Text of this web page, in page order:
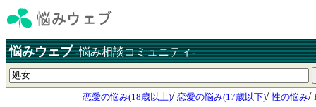
悩みウェブ -悩み相談コミュニティ-
恋愛の悩み(18歳以上)/ 恋愛の悩み(17歳以下)/性の悩み/